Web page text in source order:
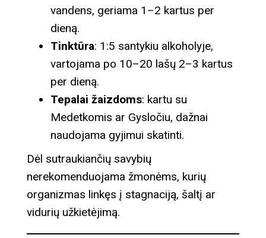
vandens, geriama 1–2 kartus per
dieną.
Tinktūra: 1:5 santykiu alkoholyje,
vartojama po 10–20 lašų 2–3 kartus
per dieną.
Tepalai žaizdoms: kartu su
Medetkomis ar Gysločiu, dažnai
naudojama gyjimui skatinti.
Dėl sutraukiančių savybių
nerekomenduojama žmonėms, kurių
organizmas linkęs į stagnaciją, šaltį ar
vidurių užkietėjimą.